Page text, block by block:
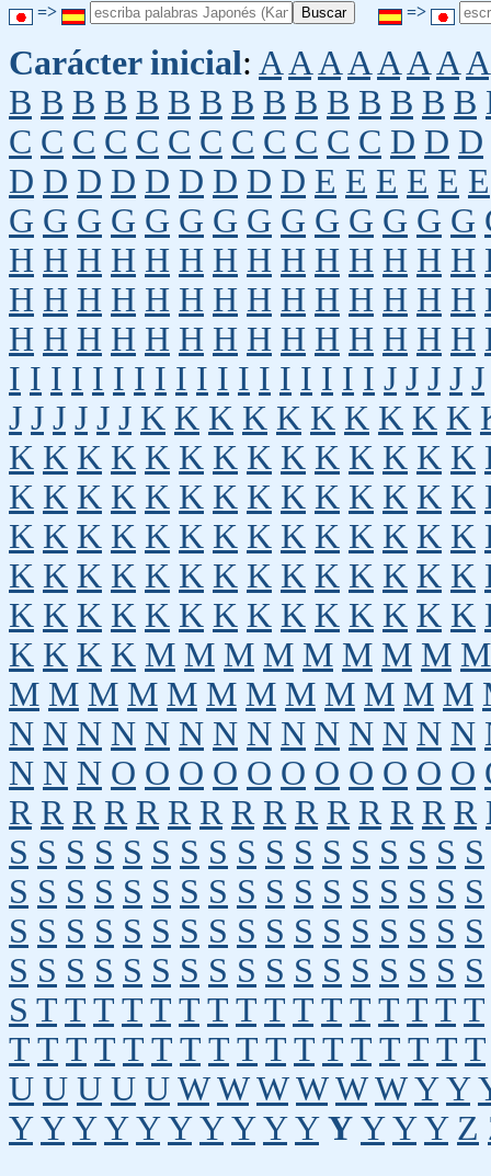
=> =>
Carácter inicial: A A A A A A A A
B B B B B B B B B B B B B B B
C C C C C C C C C C C C D D D
D D D D D D D D D E E E E E E
G G G G G G G G G G G G G G
H H H H H H H H H H H H H H
H H H H H H H H H H H H H H
H H H H H H H H H H H H H H
I I I I I I I I I I I I I I I I I I J J J J J
J J J J J J K K K K K K K K K K
K K K K K K K K K K K K K K
K K K K K K K K K K K K K K
K K K K K K K K K K K K K K
K K K K K K K K K K K K K K
K K K K K K K K K K K K K K
K K K K M M M M M M M M M
M M M M M M M M M M M M
N N N N N N N N N N N N N N
N N N O O O O O O O O O O O
R R R R R R R R R R R R R R R
S S S S S S S S S S S S S S S S S
S S S S S S S S S S S S S S S S S
S S S S S S S S S S S S S S S S S
S S S S S S S S S S S S S S S S S
S T T T T T T T T T T T T T T T T
T T T T T T T T T T T T T T T T T
U U U U U W W W W W W Y Y
Y Y Y Y Y Y Y Y Y Y Y Y Y Y Z